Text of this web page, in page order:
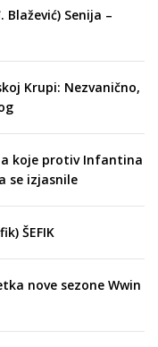
Senija –
Krupi: Nezvanično,
a koje protiv Infantina
se izjasnile
ŠEFIK
nove sezone Wwin